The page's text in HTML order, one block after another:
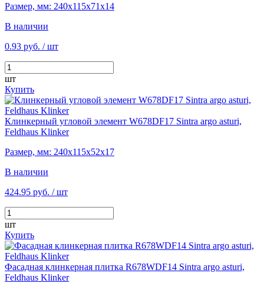
Размер, мм: 240х115х71х14
В наличии
0.93 руб. / шт
шт
Купить
Клинкерный угловой элемент W678DF17 Sintra argo asturi,
Feldhaus Klinker
Размер, мм: 240х115х52х17
В наличии
424.95 руб. / шт
шт
Купить
Фасадная клинкерная плитка R678WDF14 Sintra argo asturi,
Feldhaus Klinker